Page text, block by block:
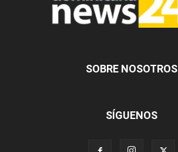
SOBRE NOSOTROS
SÍGUENOS